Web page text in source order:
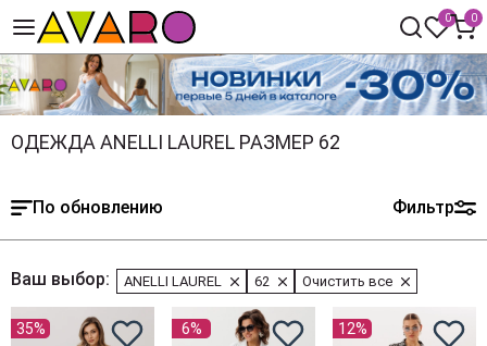
0 0
ОДЕЖДА ANELLI LAUREL РАЗМЕР 62
По обновлению Фильтр
Ваш выбор: ANELLI LAUREL 62 Очистить все
35% 6% 12%